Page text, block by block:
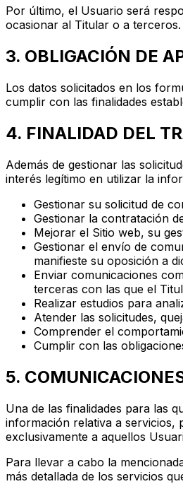
Por último, el Usuario será
ocasionar al Titular o a terceros.
3. OBLIGACIÓN DE
Los datos solicitados en los
cumplir con las finalidades
4. FINALIDAD DEL
Además de gestionar las
interés legítimo en utilizar la
Gestionar su solicitud de
Gestionar la contratación
Mejorar el Sitio web, su
Gestionar el envío de
manifieste su oposición a
Enviar comunicaciones
terceras con las que el
Realizar estudios para
Atender las solicitudes,
Comprender el
Cumplir con las
5.
Una de las finalidades para las
información relativa a servicios,
exclusivamente a aquellos
Para llevar a cabo la
más detallada de los servicios